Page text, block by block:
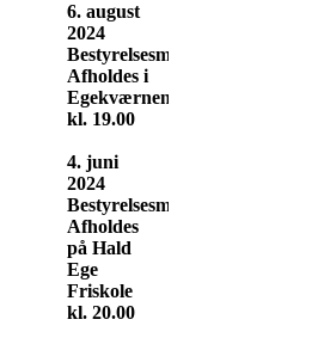
6. august
2024
Bestyrelsesmøde
Afholdes i
Egekværnen
kl. 19.00
4. juni
2024
Bestyrelsesmøde
Afholdes
på Hald
Ege
Friskole
kl. 20.00